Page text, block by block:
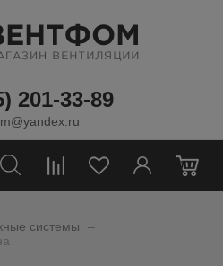
201-33-89
0
системы